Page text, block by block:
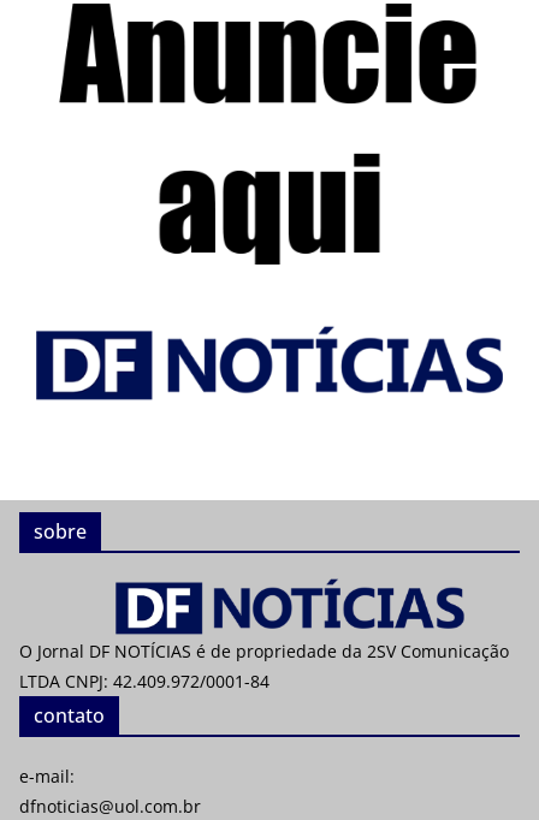
sobre
O Jornal DF NOTÍCIAS é de propriedade da 2SV Comunicação
LTDA CNPJ: 42.409.972/0001-84
contato
e-mail:
dfnoticias@uol.com.br